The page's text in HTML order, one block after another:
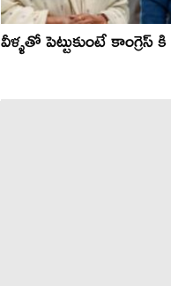
వీళ్ళతో పెట్టుకుంటే కాంగ్రెస్